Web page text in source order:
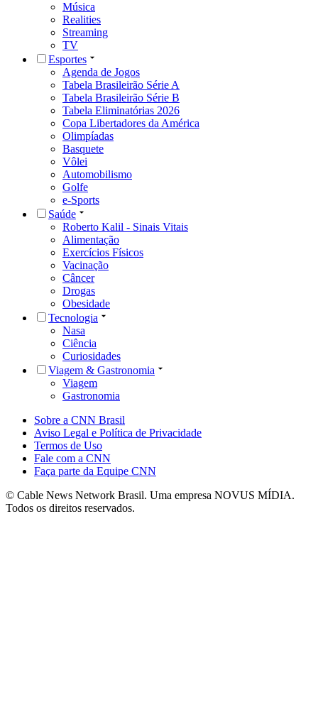
Música
Realities
Streaming
TV
Esportes
Agenda de Jogos
Tabela Brasileirão Série A
Tabela Brasileirão Série B
Tabela Eliminatórias 2026
Copa Libertadores da América
Olimpíadas
Basquete
Vôlei
Automobilismo
Golfe
e-Sports
Saúde
Roberto Kalil - Sinais Vitais
Alimentação
Exercícios Físicos
Vacinação
Câncer
Drogas
Obesidade
Tecnologia
Nasa
Ciência
Curiosidades
Viagem & Gastronomia
Viagem
Gastronomia
Sobre a CNN Brasil
Aviso Legal e Política de Privacidade
Termos de Uso
Fale com a CNN
Faça parte da Equipe CNN
© Cable News Network Brasil. Uma empresa NOVUS MÍDIA.
Todos os direitos reservados.